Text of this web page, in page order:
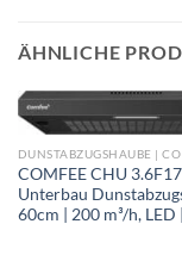
ÄHNLICHE
COMFEE CHU
Unterbau
60cm | 200 m³/h, LED